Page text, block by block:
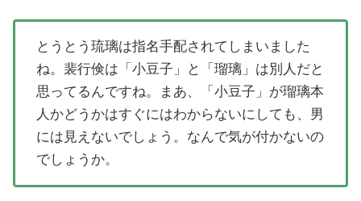
とうとう琉璃は指名手配されてしまいました
ね。裴行倹は「小豆子」と「瑠璃」は別人だと
思ってるんですね。まあ、「小豆子」が瑠璃本
人かどうかはすぐにはわからないにしても、男
には見えないでしょう。なんで気が付かないの
でしょうか。